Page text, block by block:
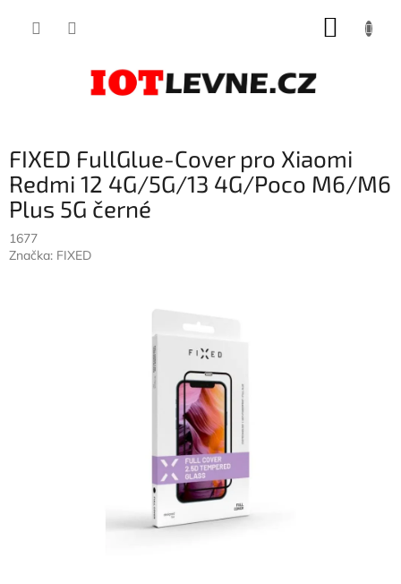
FIXED FullGlue-Cover pro Xiaomi
Redmi 12 4G/5G/13 4G/Poco M6/M6
Plus 5G černé
1677
Značka: FIXED